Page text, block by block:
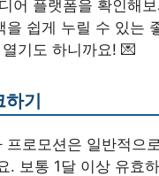
어 플랫폼을 확인해
쉽게 누릴 수 있는
기도 하니까요! 💌
하기
프로모션은 일반적으
. 보통 1달 이상 유효